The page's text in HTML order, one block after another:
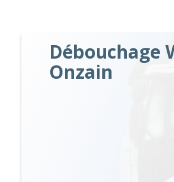
Débouchage
Onzain